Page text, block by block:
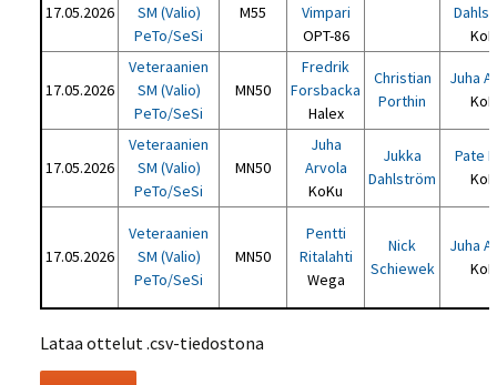
17.05.2026
SM (Valio)
PeTo/SeSi
M55
Vimpari
OPT-86
17.05.2026
Veteraanien
SM (Valio)
PeTo/SeSi
MN50
Fredrik
Forsbacka
Halex
Christian
Porthin
Juha
17.05.2026
Veteraanien
SM (Valio)
PeTo/SeSi
MN50
Juha
Arvola
KoKu
Jukka
Dahlström
Pate
17.05.2026
Veteraanien
SM (Valio)
PeTo/SeSi
MN50
Pentti
Ritalahti
Wega
Nick
Schiewek
Juha
Lataa ottelut .csv-tiedostona